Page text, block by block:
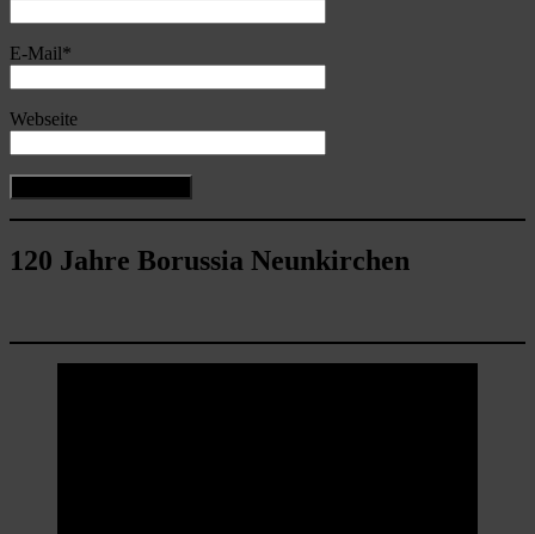
E-Mail*
Webseite
120 Jahre Borussia Neunkirchen